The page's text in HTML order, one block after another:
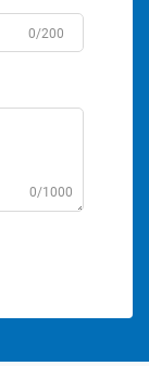
0/200
0/1000